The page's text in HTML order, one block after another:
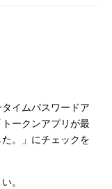
イムパスワードア
ークンアプリが最
。」にチェックを
。